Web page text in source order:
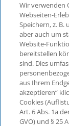
©2026 KPMG
assoziiert mit
Mitglied der
unabhängiger
Limited, einer
Guarantee,
vorbehalten.
der globalen
Wir verwenden
Webseiten-
Speichern, z.
aber auch um
Website-
bereitstellen
sind. Dies
aus Ihrem
akzeptieren“
Cookies
Art. 6 Abs. 1a
GVO) und § 25